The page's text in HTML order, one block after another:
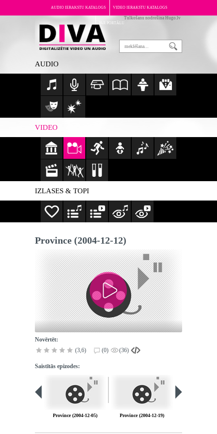
AUDIO IERAKSTU KATALOGS VIDEO IERAKSTU KATALOGS
PAR PORTĀLU
Tulkošanu nodrošina Hugo.lv
AUDIO
VIDEO
IZLASES & TOPI
Province (2004-12-12)
Novērtēt:
(3,6)
(0) (36)
Saistītās epizodes:
Province (2004-12-05) Province (2004-12-19)